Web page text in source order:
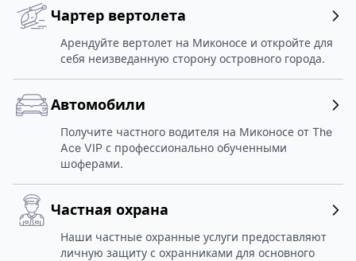
Чартер вертолета
Арендуйте вертолет на Миконосе и откройте для
себя неизведанную сторону островного города.
Автомобили
Получите частного водителя на Миконосе от The
Ace VIP с профессионально обученными
шоферами.
Частная охрана
Наши частные охранные услуги предоставляют
личную защиту с охранниками для основного